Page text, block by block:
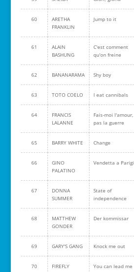
60
ARETHA
FRANKLIN
Jump to it
61
ALAIN
BASHUNG
C'est comment
qu'on freine
62 BANANARAMA Shy boy
63 TOTO COELO I eat cannibals
64
FRANCIS
LALANNE
Fais-moi l'amour,
pas la guerre
65 BARRY WHITE Change
66
GINO
PALATINO
Vendetta a Parigi
67
DONNA
SUMMER
State of
independence
68
MATTHEW
GONDER
Der kommissar
69 GARY'S GANG Knock me out
70 FIREFLY You can lead me